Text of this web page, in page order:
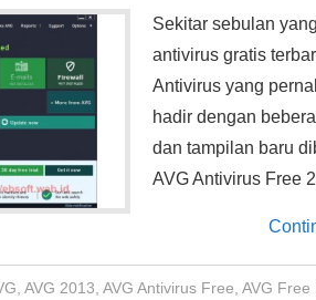
Sekitar sebulan
antivirus gratis
Antivirus yang
hadir dengan
dan tampilan baru
AVG Antivirus Free
AVG 2013 AVG Antivirus Free AVG Free